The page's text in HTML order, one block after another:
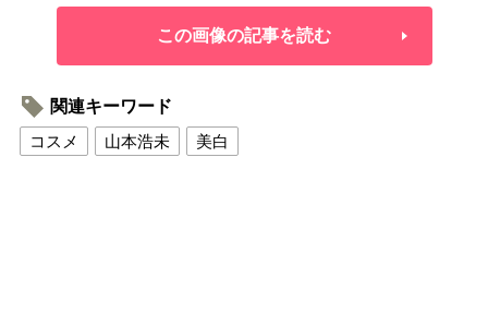
この画像の記事を読む
関連キーワード
コスメ
山本浩未 美白